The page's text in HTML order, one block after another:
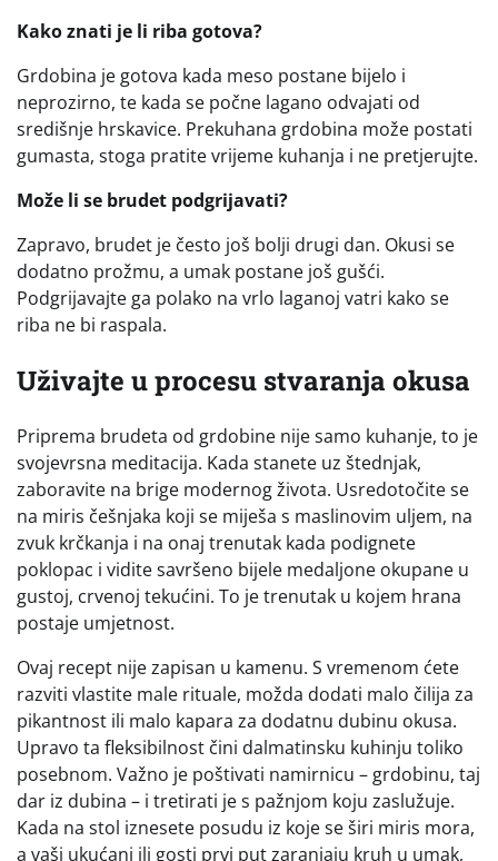
Kako znati je li riba gotova?
Grdobina je gotova kada meso postane bijelo i
neprozirno, te kada se počne lagano odvajati od
središnje hrskavice. Prekuhana grdobina može postati
gumasta, stoga pratite vrijeme kuhanja i ne pretjerujte.
Može li se brudet podgrijavati?
Zapravo, brudet je često još bolji drugi dan. Okusi se
dodatno prožmu, a umak postane još gušći.
Podgrijavajte ga polako na vrlo laganoj vatri kako se
riba ne bi raspala.
Uživajte u procesu stvaranja okusa
Priprema brudeta od grdobine nije samo kuhanje, to je
svojevrsna meditacija. Kada stanete uz štednjak,
zaboravite na brige modernog života. Usredotočite se
na miris češnjaka koji se miješa s maslinovim uljem, na
zvuk krčkanja i na onaj trenutak kada podignete
poklopac i vidite savršeno bijele medaljone okupane u
gustoj, crvenoj tekućini. To je trenutak u kojem hrana
postaje umjetnost.
Ovaj recept nije zapisan u kamenu. S vremenom ćete
razviti vlastite male rituale, možda dodati malo čilija za
pikantnost ili malo kapara za dodatnu dubinu okusa.
Upravo ta fleksibilnost čini dalmatinsku kuhinju toliko
posebnom. Važno je poštivati namirnicu – grdobinu, taj
dar iz dubina – i tretirati je s pažnjom koju zaslužuje.
Kada na stol iznesete posudu iz koje se širi miris mora,
a vaši ukućani ili gosti prvi put zaranjaju kruh u umak,